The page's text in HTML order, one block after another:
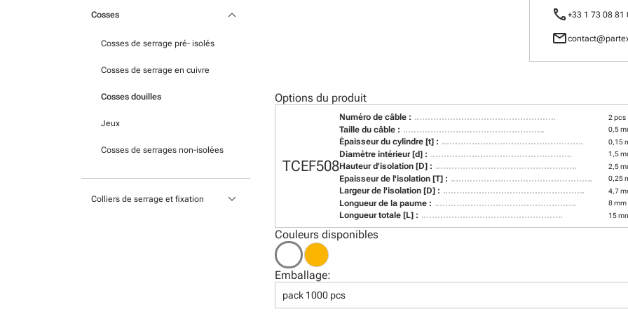
Protection des câbles
technologie UV
Étiquettes glissées dans la poche
Étiquettes adhésives pour
l’installation
Étiquettes adhésives pour
Cosses keyboard_arrow_down
Cosses de serrage pré- isolés
Cosses de serrage en cuivre
Cosses douilles
Jeux
Cosses de serrages non-isolées
Colliers de serrage et fixation keyboard_arrow_down
call+33 1 73 08 81
mail
Options du produit
TCEF508
Numéro de câble : 2 pcs
Taille du câble : 0,5
Épaisseur du cylindre [t] : 0,15
Diamètre intérieur [d] : 1,5
Hauteur d'isolation [D] : 2,5
Epaisseur de l'isolation [T] : 0,25
Largeur de l'isolation [D] : 4,7
Longueur de la paume : 8 mm
Longueur totale [L] : 15
Couleurs disponibles
Emballage:
pack 1000 pcs